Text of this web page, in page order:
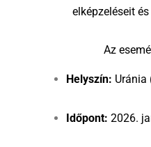
elképzeléseit
Az
Helyszín: Uránia
Időpont: 2026.